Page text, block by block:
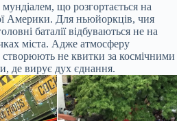
що розгортається на
Америки. Для ньюйоркців, чия
баталії відбуваються не на
міста. Адже атмосферу
не квитки за космічними
де вирує дух єднання.